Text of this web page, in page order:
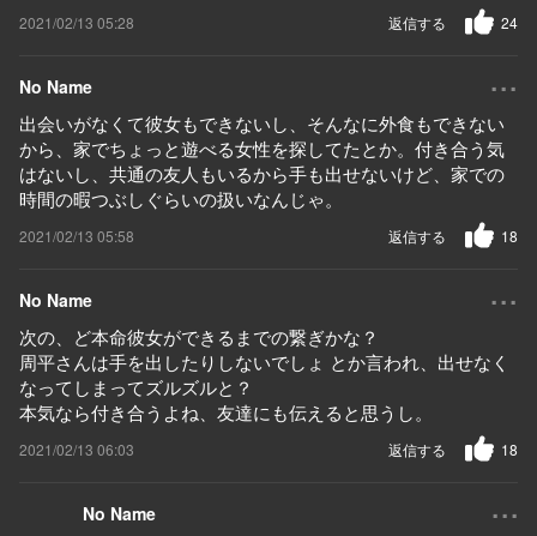
2021/02/13 05:28 24
返信する
No Name ...
出会いがなくて彼女もできないし、そんなに外食もできない
から、家でちょっと遊べる女性を探してたとか。付き合う気
はないし、共通の友人もいるから手も出せないけど、家での
時間の暇つぶしぐらいの扱いなんじゃ。
2021/02/13 05:58 18
返信する
No Name ...
次の、ど本命彼女ができるまでの繋ぎかな？
周平さんは手を出したりしないでしょ とか言われ、出せなく
なってしまってズルズルと？
本気なら付き合うよね、友達にも伝えると思うし。
2021/02/13 06:03 18
返信する
No Name ...